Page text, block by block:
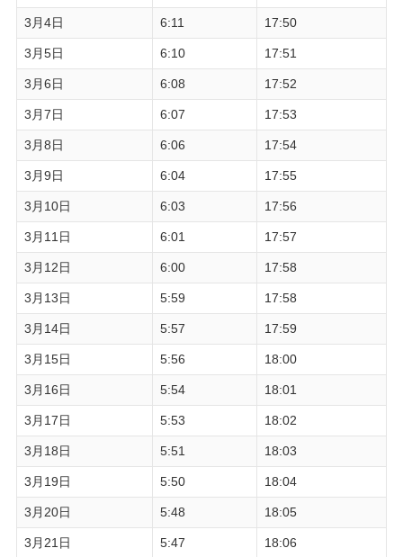
3月4日 6:11 17:50
3月5日 6:10 17:51
3月6日 6:08 17:52
3月7日 6:07 17:53
3月8日 6:06 17:54
3月9日 6:04 17:55
3月10日 6:03 17:56
3月11日 6:01 17:57
3月12日 6:00 17:58
3月13日 5:59 17:58
3月14日 5:57 17:59
3月15日 5:56 18:00
3月16日 5:54 18:01
3月17日 5:53 18:02
3月18日 5:51 18:03
3月19日 5:50 18:04
3月20日 5:48 18:05
3月21日 5:47 18:06